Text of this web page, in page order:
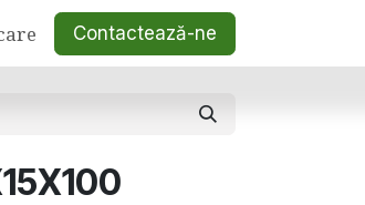
Contactează-ne